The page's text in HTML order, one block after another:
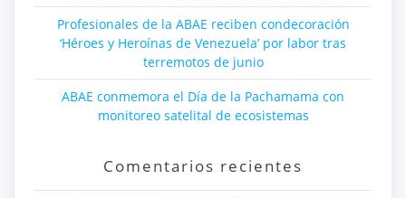
Profesionales de la ABAE reciben condecoración
‘Héroes y Heroínas de Venezuela’ por labor tras
terremotos de junio
ABAE conmemora el Día de la Pachamama con
monitoreo satelital de ecosistemas
Comentarios recientes